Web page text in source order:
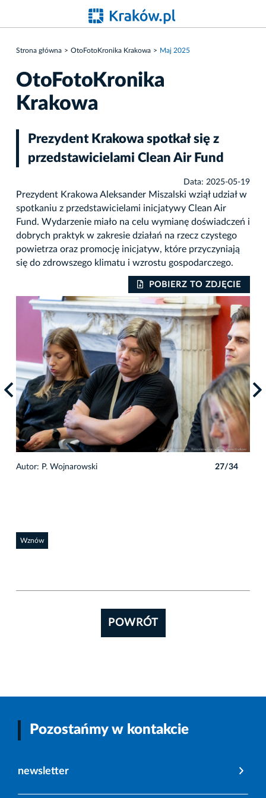
Strona główna OtoFotoKronika Krakowa Maj 2025
OtoFotoKronika
Krakowa
Prezydent Krakowa spotkał się z
przedstawicielami Clean Air Fund
Data: 2025-05-19
Prezydent Krakowa Aleksander Miszalski wziął udział w
spotkaniu z przedstawicielami inicjatywy Clean Air
Fund. Wydarzenie miało na celu wymianę doświadczeń i
dobrych praktyk w zakresie działań na rzecz czystego
powietrza oraz promocję inicjatyw, które przyczyniają
się do zdrowszego klimatu i wzrostu gospodarczego.
POBIERZ TO ZDJĘCIE
Autor: P. Wojnarowski 27/34
Wznów
POWRÓT
Pozostańmy w kontakcie
newsletter